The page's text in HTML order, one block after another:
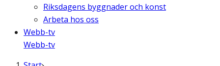
Riksdagens byggnader och konst
Arbeta hos oss
Webb-tv
Webb-tv